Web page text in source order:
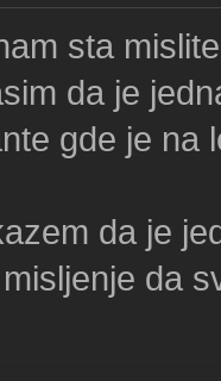
sta
da je
gde je na
da je
da